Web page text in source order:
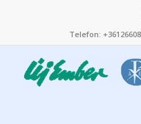
Telefon: